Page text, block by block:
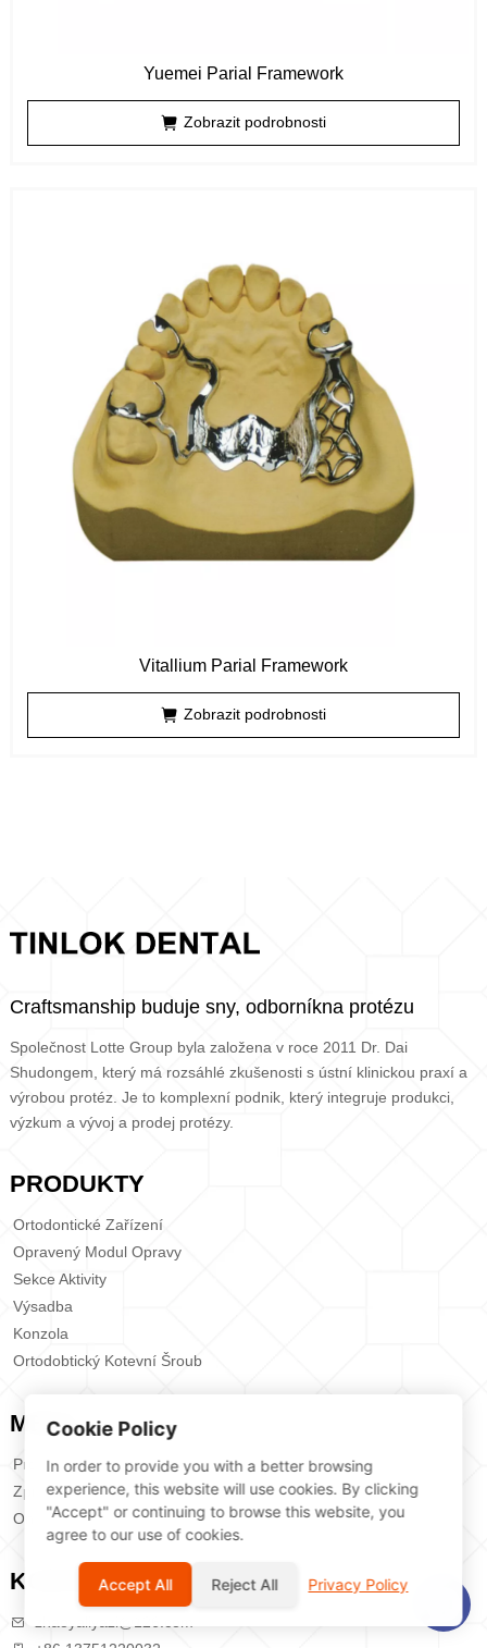
Yuemei Parial Framework
Zobrazit podrobnosti
Vitallium Parial Framework
Zobrazit podrobnosti
Craftsmanship buduje sny, odborníkna protézu
Společnost Lotte Group byla založena v roce 2011 Dr. Dai
Shudongem, který má rozsáhlé zkušenosti s ústní klinickou praxí a
výrobou protéz. Je to komplexní podnik, který integruje produkci,
výzkum a vývoj a prodej protézy.
PRODUKTY
Ortodontické Zařízení
Opravený Modul Opravy
Sekce Aktivity
Výsadba
Konzola
Ortodobtický Kotevní Šroub
MENU
Produkty
Zprávy
Onás
KONTAKTUJTENÁS
zhaoyaliyazi@126.com
Cookie Policy
In order to provide you with a better browsing
experience, this website will use cookies. By clicking
"Accept" or continuing to browse this website, you
agree to our use of cookies.
Accept All Reject All Privacy Policy